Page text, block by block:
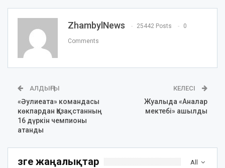
ZhambylNews 25442 Posts 0
Comments
АЛДЫҢҒЫ
«Әулиеата» командасы
көкпардан Қазақстанның
16 дүркін чемпионы
атанды
КЕЛЕСІ
Жуалыда «Аналар
мектебі» ашылды
All
Өзге жаңалықтар